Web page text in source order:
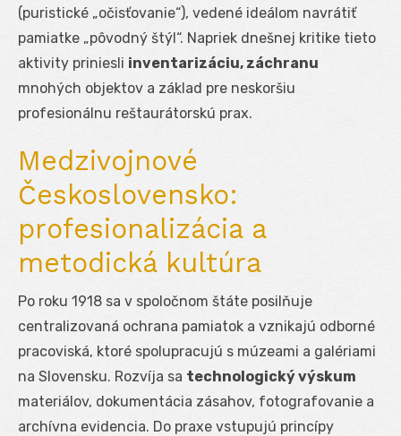
(puristické „očisťovanie“), vedené ideálom navrátiť
pamiatke „pôvodný štýl“. Napriek dnešnej kritike tieto
aktivity priniesli inventarizáciu, záchranu
mnohých objektov a základ pre neskoršiu
profesionálnu reštaurátorskú prax.
Medzivojnové
Československo:
profesionalizácia a
metodická kultúra
Po roku 1918 sa v spoločnom štáte posilňuje
centralizovaná ochrana pamiatok a vznikajú odborné
pracoviská, ktoré spolupracujú s múzeami a galériami
na Slovensku. Rozvíja sa technologický výskum
materiálov, dokumentácia zásahov, fotografovanie a
archívna evidencia. Do praxe vstupujú princípy